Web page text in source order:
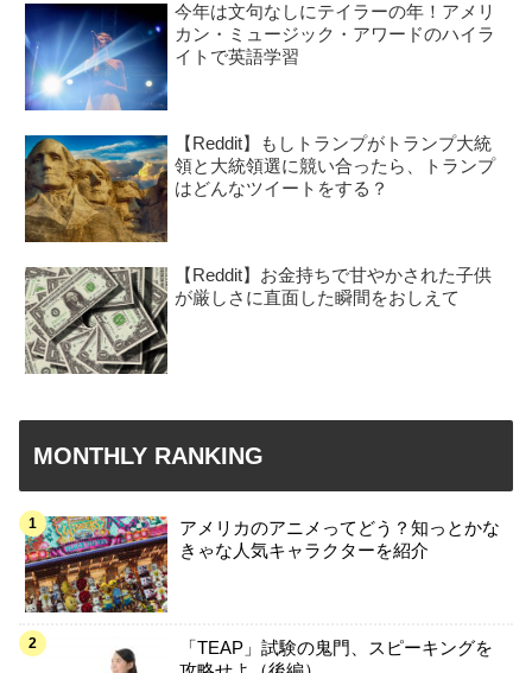
今年は文句なしにテイラーの年！アメリ
カン・ミュージック・アワードのハイラ
イトで英語学習
【Reddit】もしトランプがトランプ大統
領と大統領選に競い合ったら、トランプ
はどんなツイートをする？
【Reddit】お金持ちで甘やかされた子供
が厳しさに直面した瞬間をおしえて
MONTHLY RANKING
アメリカのアニメってどう？知っとかな
きゃな人気キャラクターを紹介
「TEAP」試験の鬼門、スピーキングを